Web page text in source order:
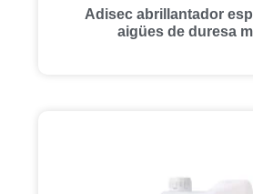
Adisec abrillantador
aigües de duresa